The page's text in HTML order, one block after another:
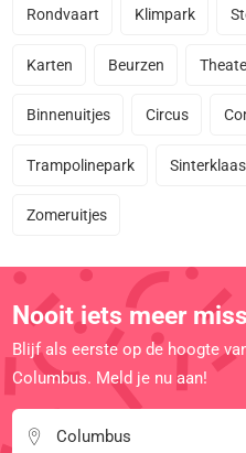
Rondvaart Klimpark
Karten Beurzen
Binnenuitjes Circus
Trampolinepark Sinterklaas
Zomeruitjes
Nooit iets meer
Blijf als eerste op de hoogte
Columbus. Meld je nu aan!
Columbus